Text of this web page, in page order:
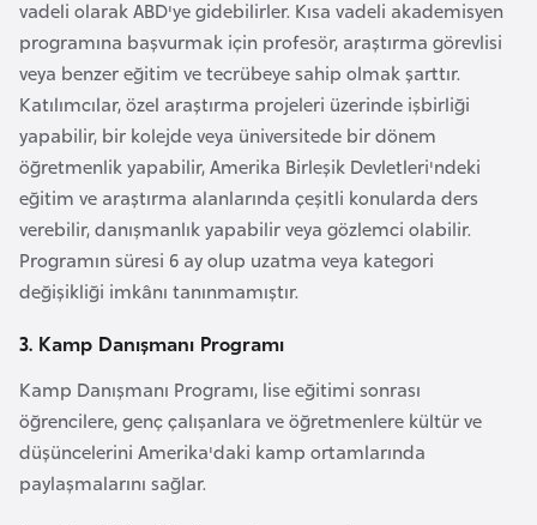
vadeli olarak ABD'ye gidebilirler. Kısa vadeli akademisyen
programına başvurmak için profesör, araştırma görevlisi
veya benzer eğitim ve tecrübeye sahip olmak şarttır.
Katılımcılar, özel araştırma projeleri üzerinde işbirliği
yapabilir, bir kolejde veya üniversitede bir dönem
öğretmenlik yapabilir, Amerika Birleşik Devletleri'ndeki
eğitim ve araştırma alanlarında çeşitli konularda ders
verebilir, danışmanlık yapabilir veya gözlemci olabilir.
Programın süresi 6 ay olup uzatma veya kategori
değişikliği imkânı tanınmamıştır.
3. Kamp Danışmanı Programı
Kamp Danışmanı Programı, lise eğitimi sonrası
öğrencilere, genç çalışanlara ve öğretmenlere kültür ve
düşüncelerini Amerika'daki kamp ortamlarında
paylaşmalarını sağlar.
n
B
s
n
e
r
s
k
B